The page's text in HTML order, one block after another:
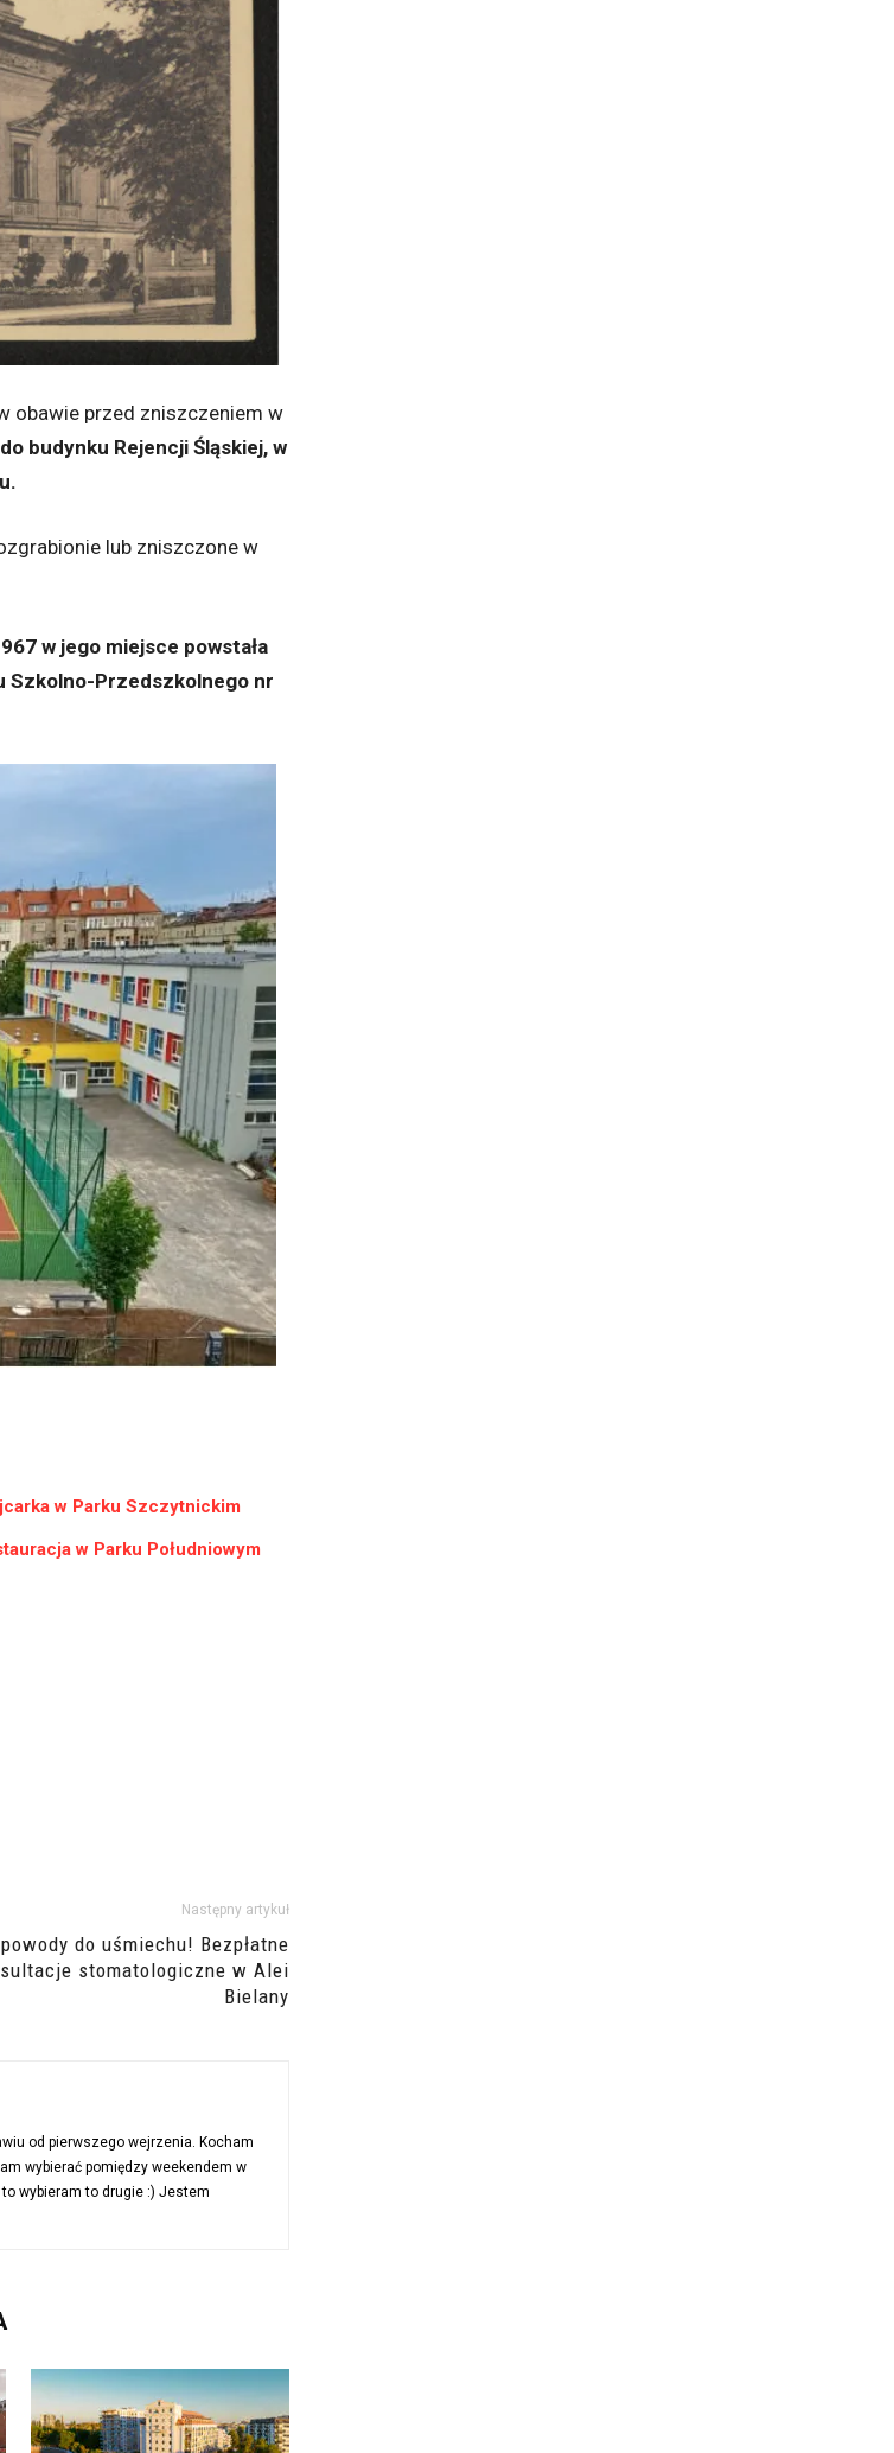
obawie przed zniszczeniem w
budynku Rejencji Śląskiej, w
lub zniszczone w
w jego miejsce powstała
Szkolno-Przedszkolnego nr
w Parku Szczytnickim
w Parku Południowym
Następny artykuł
do uśmiechu! Bezpłatne
stomatologiczne w Alei
Bielany
od pierwszego wejrzenia. Kocham
wybierać pomiędzy weekendem w
wybieram to drugie :) Jestem